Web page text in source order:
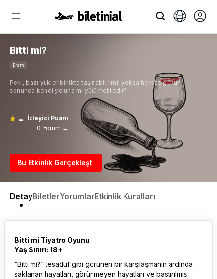
Bitti mi?
Dram
Peki, bazı yükler birlikte taşınabilir mi, yoksa herkes günün
sonunda kendi yoluna mı yürümektedir?
-
İzleyici Puanı
0 Yorum →
Bu Etkinlik Gerçekleşti
DetayBiletlerYorumlarEtkinlik Kuralları
Bitti mi Tiyatro Oyunu
Yaş Sınırı: 18+
“Bitti mi?” tesadüf gibi görünen bir karşılaşmanın ardında
saklanan hayatları, görünmeyen hayatları ve bastırılmış